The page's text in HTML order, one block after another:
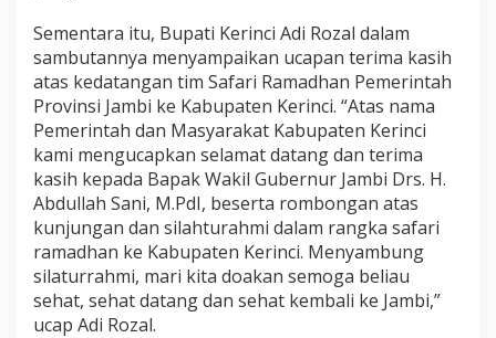
Sementara itu, Bupati Kerinci Adi Rozal dalam
sambutannya menyampaikan ucapan terima kasih
atas kedatangan tim Safari Ramadhan Pemerintah
Provinsi Jambi ke Kabupaten Kerinci. “Atas nama
Pemerintah dan Masyarakat Kabupaten Kerinci
kami mengucapkan selamat datang dan terima
kasih kepada Bapak Wakil Gubernur Jambi Drs. H.
Abdullah Sani, M.PdI, beserta rombongan atas
kunjungan dan silahturahmi dalam rangka safari
ramadhan ke Kabupaten Kerinci. Menyambung
silaturrahmi, mari kita doakan semoga beliau
sehat, sehat datang dan sehat kembali ke Jambi,”
ucap Adi Rozal.